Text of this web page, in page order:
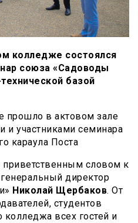
колледже состоялся
союза «Садоводы
базой
прошло в актовом зале
и участниками семинара
караула Поста
словом к
директор
Николай Щербаков. От
студентов
всех гостей и